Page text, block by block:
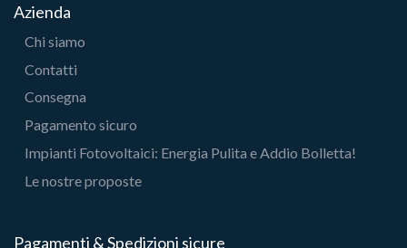
Azienda
Chi siamo
Contatti
Consegna
Pagamento sicuro
Impianti Fotovoltaici: Energia Pulita e Addio Bolletta!
Le nostre proposte
Pagamenti & Spedizioni sicure